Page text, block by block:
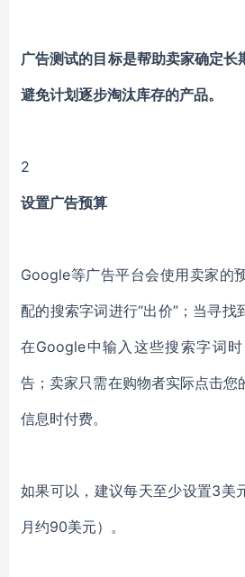
广告测试的目标是帮助卖家确定长
避免计划逐步淘汰库存的产品。
2
设置广告预算
Google等广告平台会使用卖家的
配的搜索字词进行“出价”；当寻找
在Google中输入这些搜索字词
告；卖家只需在购物者实际点击您
信息时付费。
如果可以，建议每天至少设置3美
月约90美元）。